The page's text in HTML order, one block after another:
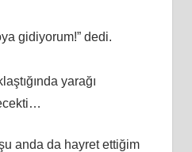
gidiyorum!” dedi.
yarağı
anda da hayret ettiğim